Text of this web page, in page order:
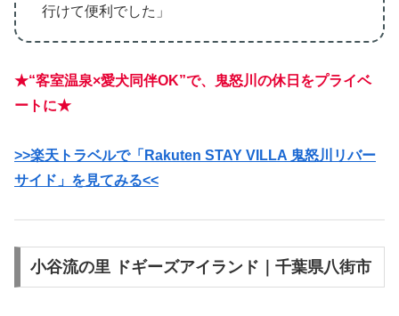
行けて便利でした」
★“客室温泉×愛犬同伴OK”で、鬼怒川の休日をプライベ
ートに★
>>楽天トラベルで「Rakuten STAY VILLA 鬼怒川リバー
サイド」を見てみる<<
小谷流の里 ドギーズアイランド｜千葉県八街市